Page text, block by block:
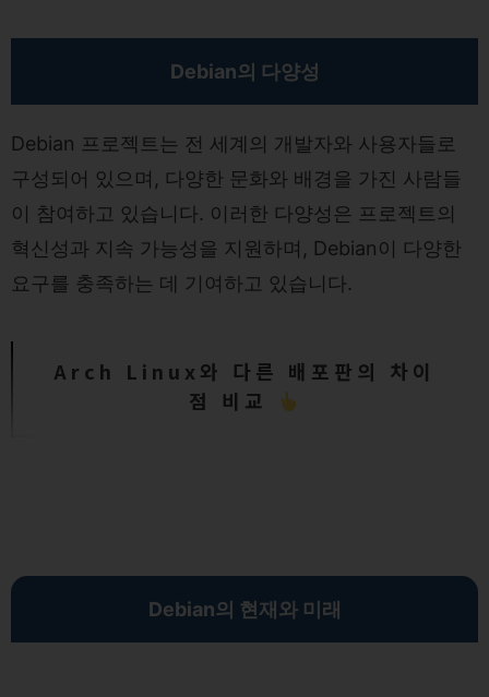
Debian의 다양성
Debian 프로젝트는 전 세계의 개발자와 사용자들로
구성되어 있으며, 다양한 문화와 배경을 가진 사람들
이 참여하고 있습니다. 이러한 다양성은 프로젝트의
혁신성과 지속 가능성을 지원하며, Debian이 다양한
요구를 충족하는 데 기여하고 있습니다.
Arch Linux와 다른 배포판의 차이
점 비교
Debian의 현재와 미래